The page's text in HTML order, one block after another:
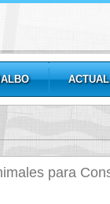
para